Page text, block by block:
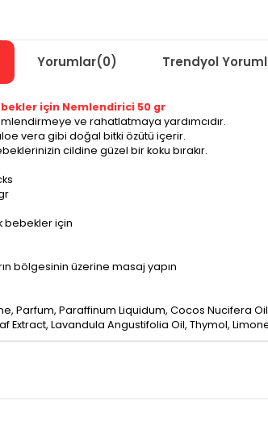
Yorumlar(0) Trendyol
için Nemlendirici 50 gr
ve rahatlatmaya yardımcıdır.
vera gibi doğal bitki özütü içerir.
cildine güzel bir koku bırakır.
bebekler için
bölgesinin üzerine masaj yapın
Parfum, Paraffinum Liquidum, Cocos Nucifera
Extract, Lavandula Angustifolia Oil, Thymol,